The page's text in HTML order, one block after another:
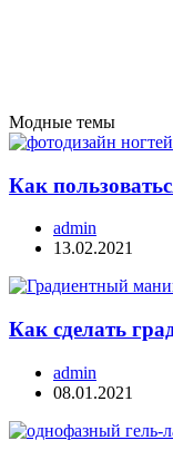
Модные темы
Как
admin
13.02.2021
Как сделать
admin
08.01.2021